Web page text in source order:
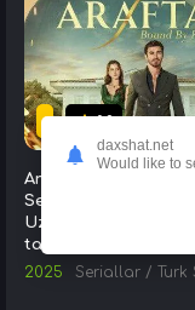
0.9
Arosat / Arafta 2025
Serial Barcha
Uzbek tilida Tarjima
tas-ix skachat
2025
Seriallar / Turk
daxshat.net
Would like to